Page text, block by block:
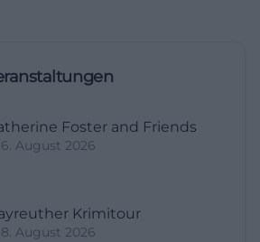
Foster and Friends
6. August 2026
Krimitour
8. August 2026